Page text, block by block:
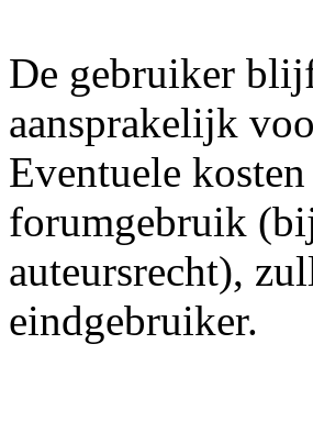
De gebruiker
aansprakelijk
Eventuele
forumgebruik
auteursrecht),
eindgebruiker.